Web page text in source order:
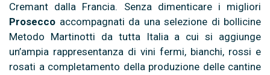
Cremant dalla Francia. Senza dimenticare i migliori
Prosecco accompagnati da una selezione di bollicine
Metodo Martinotti da tutta Italia a cui si aggiunge
un’ampia rappresentanza di vini fermi, bianchi, rossi e
rosati a completamento della produzione delle cantine